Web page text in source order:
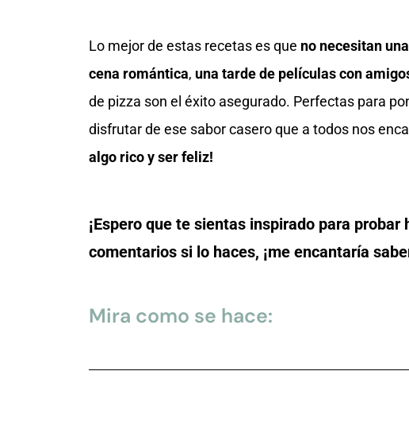
Lo mejor de estas recetas es que no necesitan
cena romántica, una tarde de películas con
de pizza son el éxito asegurado. Perfectas para
disfrutar de ese sabor casero que a todos nos
algo rico y ser feliz!
¡Espero que te sientas inspirado para
comentarios si lo haces, ¡me encantaría
Mira como se hace: